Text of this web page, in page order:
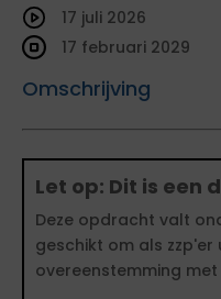
Omschrijving
17 juli 2026
17 februari 2029
Let op: Dit is
Deze opdracht valt
geschikt om als zzp'er
overeenstemming met